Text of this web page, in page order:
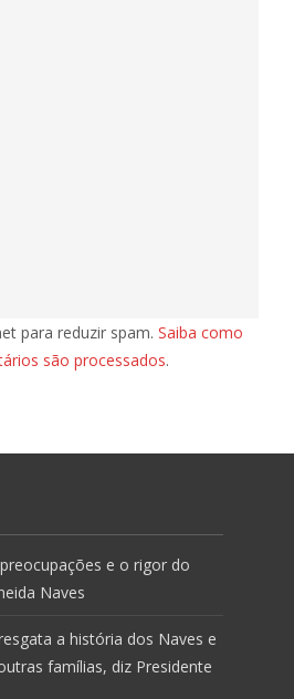
para reduzir spam. Saiba como
são processados.
e o rigor do
Naves
a história dos Naves e
famílias, diz Presidente